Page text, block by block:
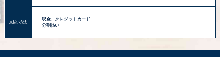
支払い方法
現金、クレジットカード
分割払い